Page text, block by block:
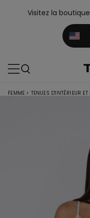
Visitez la
FEMME > TENUES D'INTÉRIEUR